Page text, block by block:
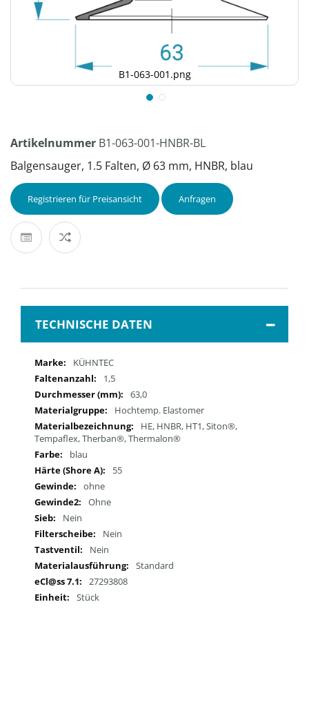
B1-063-001.png
Artikelnummer B1-063-001-HNBR-BL
Balgensauger, 1.5 Falten, Ø 63 mm, HNBR, blau
Registrieren für Preisansicht Anfragen
TECHNISCHE DATEN
Mehr
Informationen
KÜHNTEC
1,5
63,0
Hochtemp. Elastomer
HE, HNBR, HT1, Siton®,
Tempaflex, Therban®, Thermalon®
blau
55
ohne
Ohne
Nein
Nein
Nein
Standard
27293808
Stück